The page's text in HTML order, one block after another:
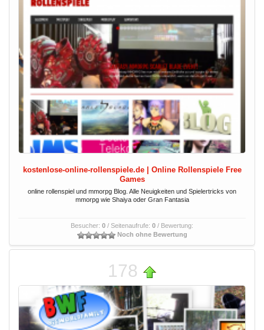
kostenlose-online-rollenspiele.de | Online Rollenspiele Free
Games
online rollenspiel und mmorpg Blog. Alle Neuigkeiten und Spielertricks von
mmorpg wie Shaiya oder Gran Fantasia
Besucher: 0 / Seitenaufrufe: 0 / Bewertung:
Noch ohne Bewertung
178